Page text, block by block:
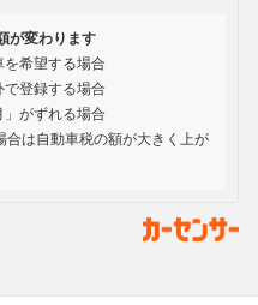
が変わります
希望する場合
登録する場合
がずれる場合
合は自動車税の額が大きく上が